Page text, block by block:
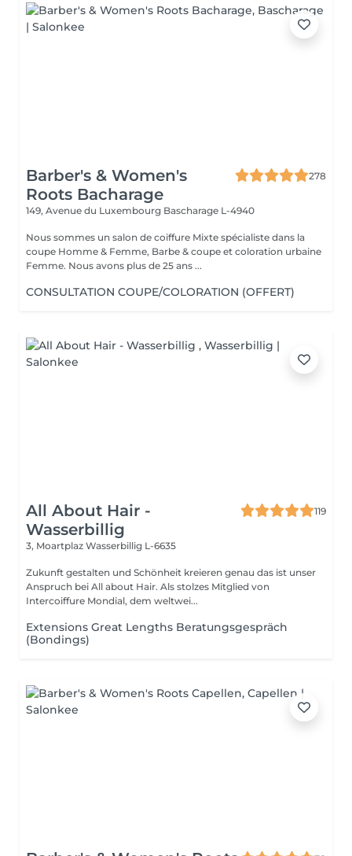
Barber's & Women's
Roots Bacharage
278
149, Avenue du Luxembourg Bascharage L-4940
Nous sommes un salon de coiffure Mixte spécialiste dans la
coupe Homme & Femme, Barbe & coupe et coloration urbaine
Femme. Nous avons plus de 25 ans ...
CONSULTATION COUPE/COLORATION (OFFERT)
All About Hair -
Wasserbillig
119
3, Moartplaz Wasserbillig L-6635
Zukunft gestalten und Schönheit kreieren genau das ist unser
Anspruch bei All about Hair. Als stolzes Mitglied von
Intercoiffure Mondial, dem weltwei...
Extensions Great Lengths Beratungsgespräch
(Bondings)